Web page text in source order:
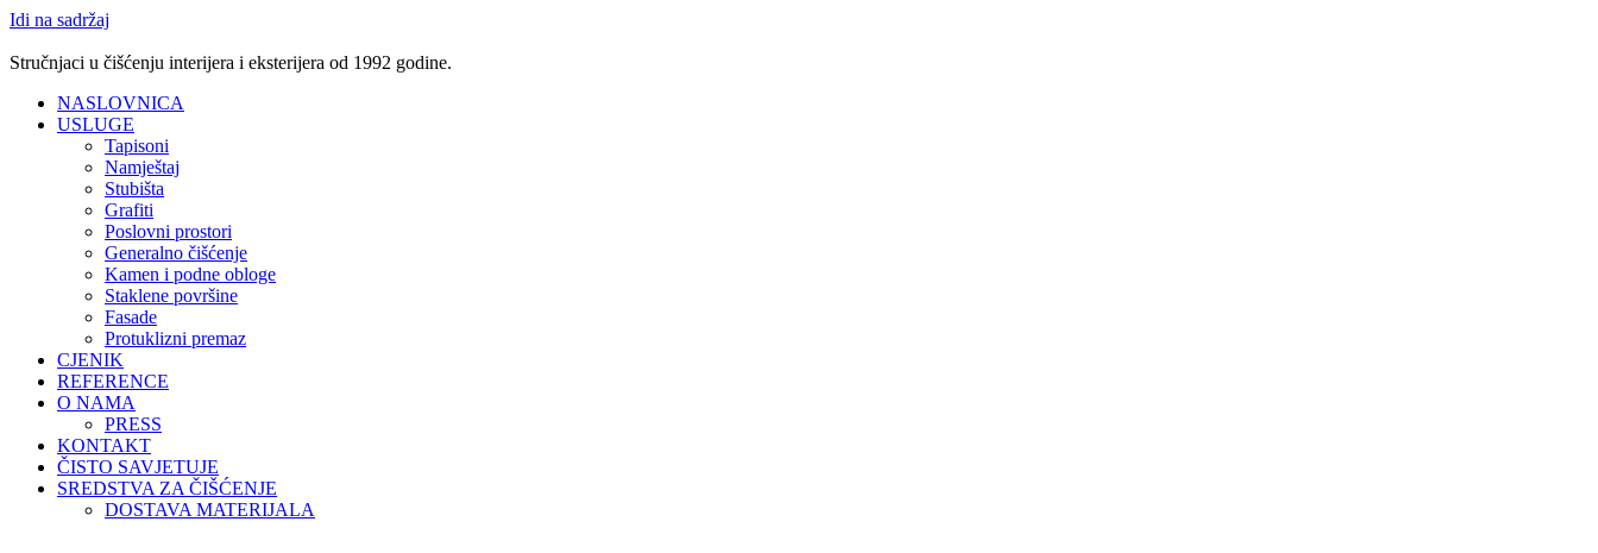
Idi na sadržaj
Stručnjaci u čišćenju interijera i eksterijera od 1992 godine.
NASLOVNICA
USLUGE
Tapisoni
Namještaj
Stubišta
Grafiti
Poslovni prostori
Generalno čišćenje
Kamen i podne obloge
Staklene površine
Fasade
Protuklizni premaz
CJENIK
REFERENCE
O NAMA
PRESS
KONTAKT
ČISTO SAVJETUJE
SREDSTVA ZA ČIŠĆENJE
DOSTAVA MATERIJALA